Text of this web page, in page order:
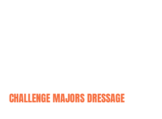
CHALLENGE MAJORS DRESSAGE